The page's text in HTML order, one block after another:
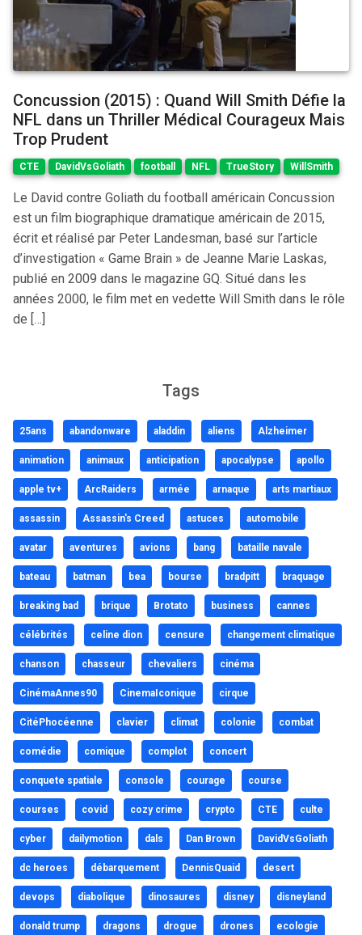
Concussion (2015) : Quand Will Smith Défie la
NFL dans un Thriller Médical Courageux Mais
Trop Prudent
CTE DavidVsGoliath football NFL TrueStory WillSmith
Le David contre Goliath du football américain Concussion
est un film biographique dramatique américain de 2015,
écrit et réalisé par Peter Landesman, basé sur l’article
d’investigation « Game Brain » de Jeanne Marie Laskas,
publié en 2009 dans le magazine GQ. Situé dans les
années 2000, le film met en vedette Will Smith dans le rôle
de […]
Tags
25ans abandonware aladdin aliens Alzheimer
animation animaux anticipation apocalypse apollo
apple tv+ ArcRaiders armée arnaque arts martiaux
assassin Assassin's Creed astuces automobile
avatar aventures avions bang bataille navale
bateau batman bea bourse bradpitt braquage
breaking bad brique Brotato business cannes
célébrités celine dion censure changement climatique
chanson chasseur chevaliers cinéma
CinémaAnnes90 CinemaIconique cirque
CitéPhocéenne clavier climat colonie combat
comédie comique complot concert
conquete spatiale console courage course
courses covid cozy crime crypto CTE culte
cyber dailymotion dals Dan Brown DavidVsGoliath
dc heroes débarquement DennisQuaid desert
devops diabolique dinosaures disney disneyland
donald trump dragons drogue drones ecologie